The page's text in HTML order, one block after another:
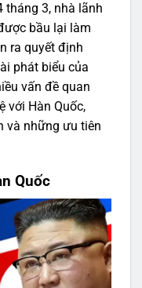
tháng 3, nhà lãnh
bầu lại làm
ra quyết định
phát biểu của
vấn đề quan
với Hàn Quốc,
và những ưu tiên
Quốc